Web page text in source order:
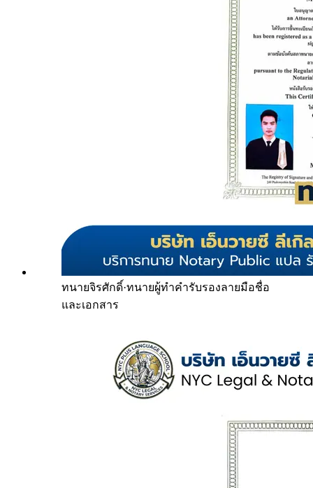
ทนายจิรศักดิ์·ทนายผู้ทำคำรับรองลายมือชื่อ
และเอกสาร